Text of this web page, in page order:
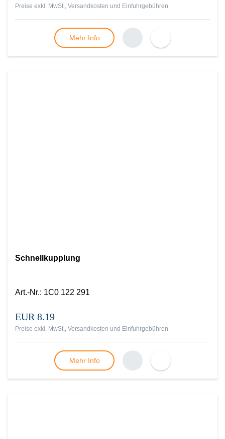
Preise exkl. MwSt., Versandkosten und Einfuhrgebühren
Mehr Info
Schnellkupplung
Art.-Nr.: 1C0 122 291
EUR 8.19
Preise exkl. MwSt., Versandkosten und Einfuhrgebühren
Mehr Info